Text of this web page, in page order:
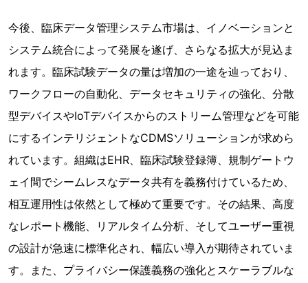
今後、臨床データ管理システム市場は、イノベーションと
システム統合によって発展を遂げ、さらなる拡大が見込ま
れます。臨床試験データの量は増加の一途を辿っており、
ワークフローの自動化、データセキュリティの強化、分散
型デバイスやIoTデバイスからのストリーム管理などを可能
にするインテリジェントなCDMSソリューションが求めら
れています。組織はEHR、臨床試験登録簿、規制ゲートウ
ェイ間でシームレスなデータ共有を義務付けているため、
相互運用性は依然として極めて重要です。その結果、高度
なレポート機能、リアルタイム分析、そしてユーザー重視
の設計が急速に標準化され、幅広い導入が期待されていま
す。また、プライバシー保護義務の強化とスケーラブルな